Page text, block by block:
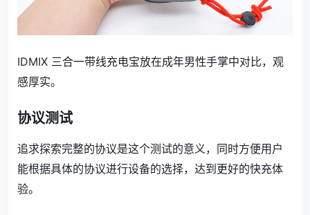
IDMIX 三合一带线充电宝放在成年男性手掌中对比，观
感厚实。
协议测试
追求探索完整的协议是这个测试的意义，同时方便用户
能根据具体的协议进行设备的选择，达到更好的快充体
验。